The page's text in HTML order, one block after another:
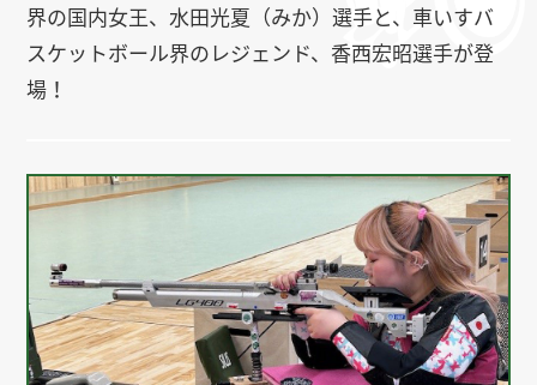
界の国内女王、水田光夏（みか）選手と、車いすバ
スケットボール界のレジェンド、香西宏昭選手が登
場！